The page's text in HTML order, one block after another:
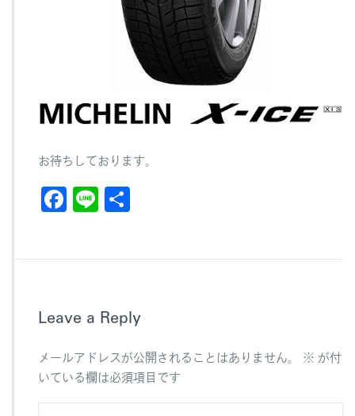
お待ちしております。
F
o
o
k
Li
Leave a Reply
メールアドレスが公開されることはありません。 ※ が付
いている欄は必須項目です